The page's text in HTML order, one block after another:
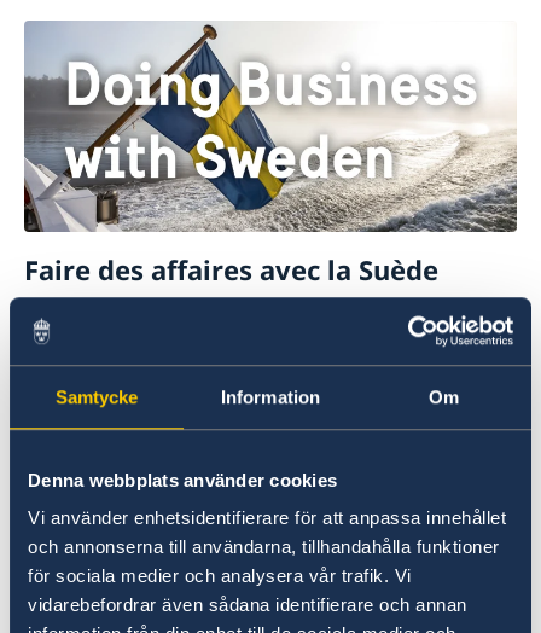
Samtycke Information Om
Denna webbplats använder cookies
Vi använder enhetsidentifierare för att anpassa innehållet
och annonserna till användarna, tillhandahålla funktioner
för sociala medier och analysera vår trafik. Vi
vidarebefordrar även sådana identifierare och annan
Faire des affaires avec la Suède
Vous trouverez ici tout ce que devez savoir pour
faire des affaires avec la Suède.
En savoir plus